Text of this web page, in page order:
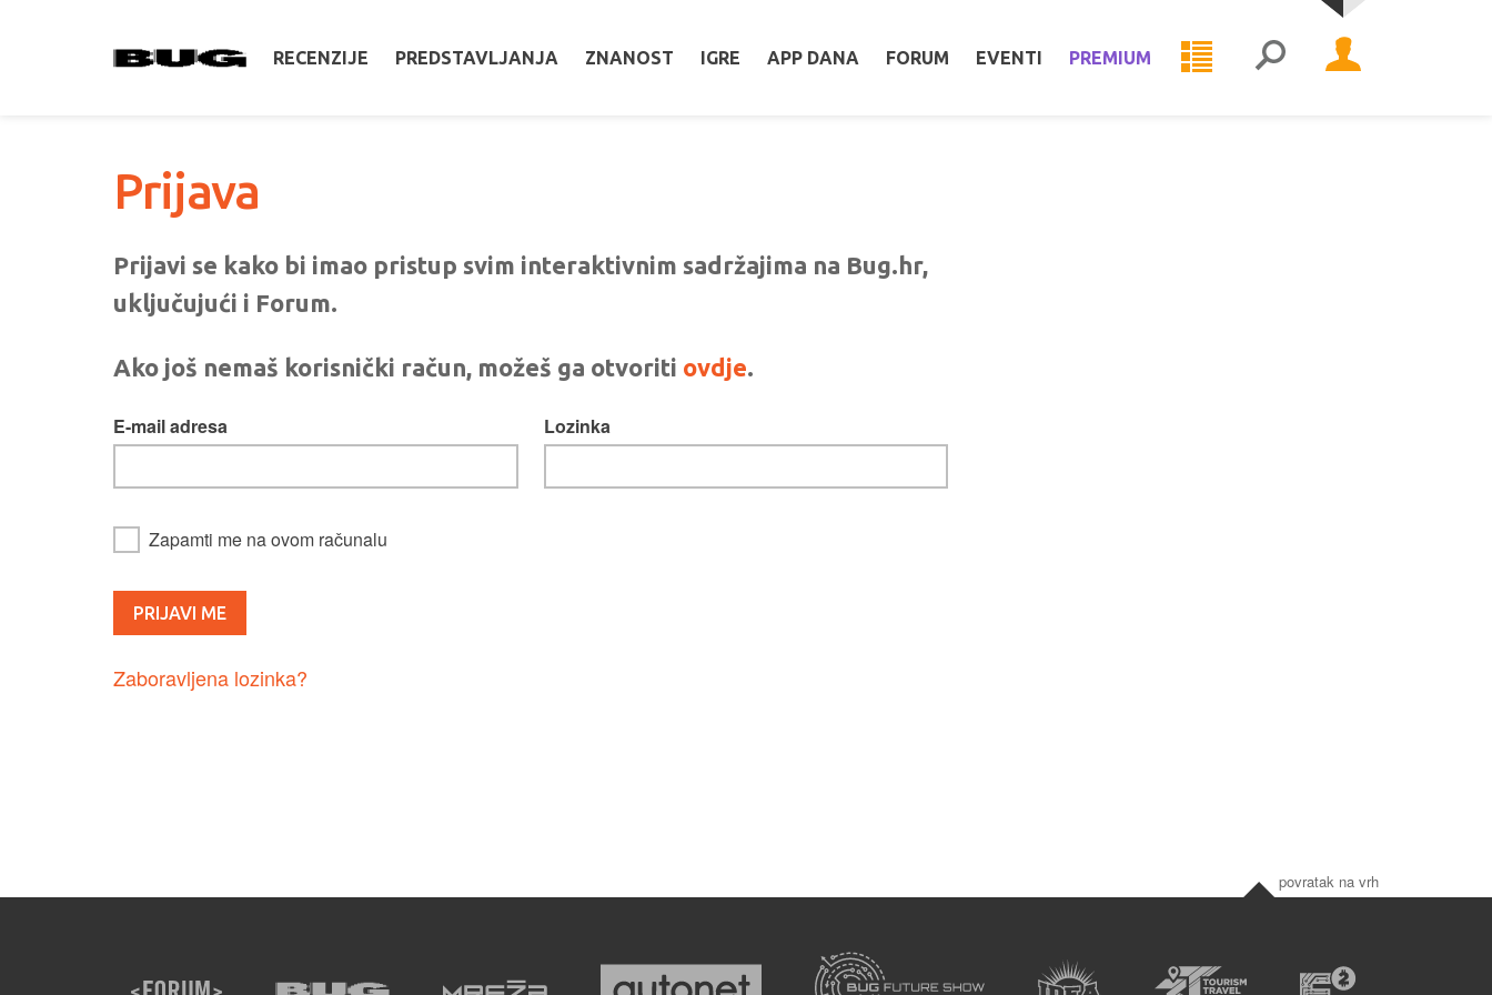
RECENZIJE PREDSTAVLJANJA ZNANOST IGRE APP DANA FORUM EVENTI PREMIUM
Prijava
Prijavi se kako bi imao pristup svim interaktivnim sadržajima na Bug.hr,
uključujući i Forum.
Ako još nemaš korisnički račun, možeš ga otvoriti ovdje.
E-mail adresa Lozinka
Zapamti me na ovom računalu
Zaboravljena lozinka?
povratak na vrh